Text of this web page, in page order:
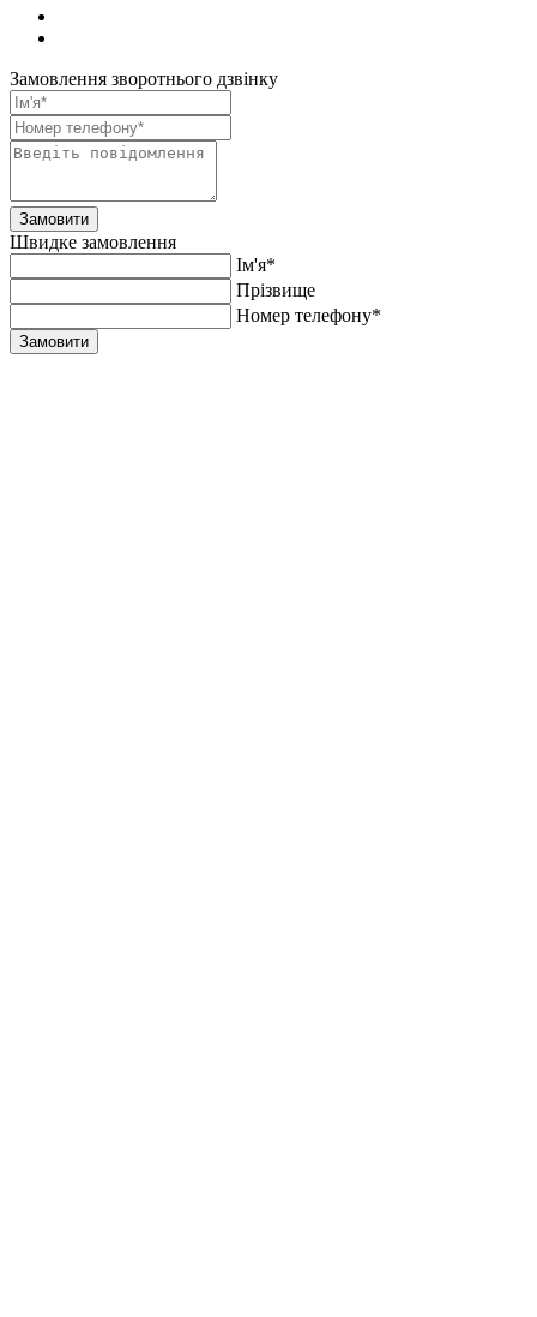
Замовлення зворотнього дзвінку
Замовити
Швидке замовлення
Ім'я*
Прiзвище
Номер телефону*